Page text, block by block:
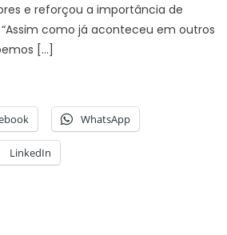
e reforçou a importância de
como já aconteceu em outros
[…]
WhatsApp
LinkedIn